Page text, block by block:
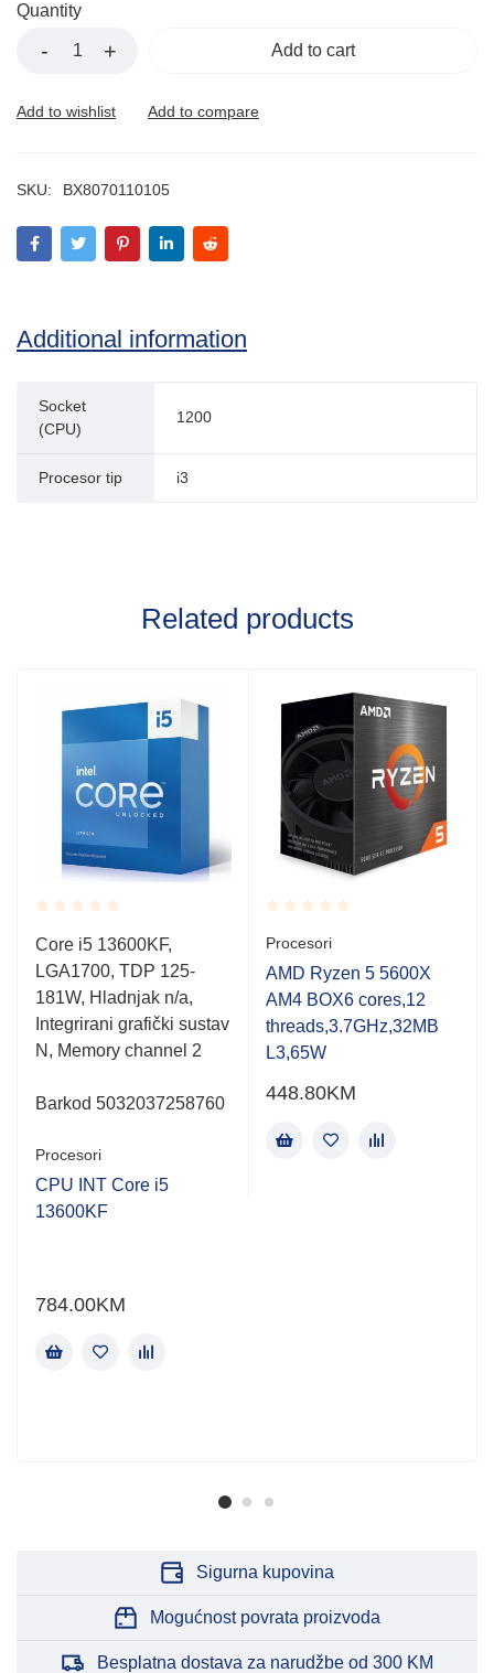
Quantity
Add to cart
SKU: BX8070110105
Additional information
Socket
(CPU)
1200
Procesor tip i3
Related products
Rated
0.001
out
of
5
Core i5 13600KF,
LGA1700, TDP 125-
181W, Hladnjak n/a,
Integrirani grafički sustav
N, Memory channel 2
Barkod 5032037258760
Procesori
CPU INT Core i5
13600KF
784.00KM
Rated
0.001
out
of
5
Procesori
AMD Ryzen 5 5600X
AM4 BOX6 cores,12
threads,3.7GHz,32MB
L3,65W
448.80KM
Sigurna kupovina
Mogućnost povrata proizvoda
Besplatna dostava za narudžbe od 300 KM